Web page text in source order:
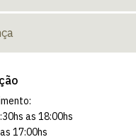
as 18:00hs
17:00hs